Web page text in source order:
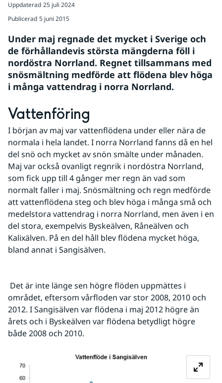
Uppdaterad 25 juli 2024
Publicerad 5 juni 2015
Under maj regnade det mycket i Sverige och
de förhållandevis största mängderna föll i
nordöstra Norrland. Regnet tillsammans med
snösmältning medförde att flödena blev höga
i många vattendrag i norra Norrland.
Vattenföring
I början av maj var vattenflödena under eller nära de
normala i hela landet. I norra Norrland fanns då en hel
del snö och mycket av snön smälte under månaden.
Maj var också ovanligt regnrik i nordöstra Norrland,
som fick upp till 4 gånger mer regn än vad som
normalt faller i maj. Snösmältning och regn medförde
att vattenflödena steg och blev höga i många små och
medelstora vattendrag i norra Norrland, men även i en
del stora, exempelvis Byskeälven, Råneälven och
Kalixälven. På en del håll blev flödena mycket höga,
bland annat i Sangisälven.
området, eftersom vårfloden var stor 2008, 2010 och
2012. I Sangisälven var flödena i maj 2012 högre än
årets och i Byskeälven var flödena betydligt högre
både 2008 och 2010.